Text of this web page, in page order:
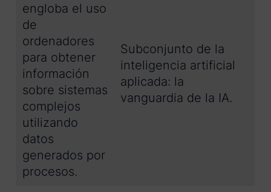
engloba el uso
de
ordenadores
para obtener
información
sobre sistemas
complejos
utilizando
datos
generados por
procesos.
Subconjunto de la
inteligencia artificial
aplicada: la
vanguardia de la IA.